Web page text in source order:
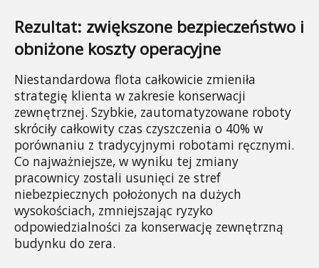
Rezultat: zwiększone bezpieczeństwo i
obniżone koszty operacyjne
Niestandardowa flota całkowicie zmieniła
strategię klienta w zakresie konserwacji
zewnętrznej. Szybkie, zautomatyzowane roboty
skróciły całkowity czas czyszczenia o 40% w
porównaniu z tradycyjnymi robotami ręcznymi.
Co najważniejsze, w wyniku tej zmiany
pracownicy zostali usunięci ze stref
niebezpiecznych położonych na dużych
wysokościach, zmniejszając ryzyko
odpowiedzialności za konserwację zewnętrzną
budynku do zera.